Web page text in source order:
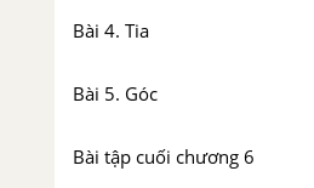
Bài 4. Tia
Bài 5. Góc
Bài tập cuối chương 6